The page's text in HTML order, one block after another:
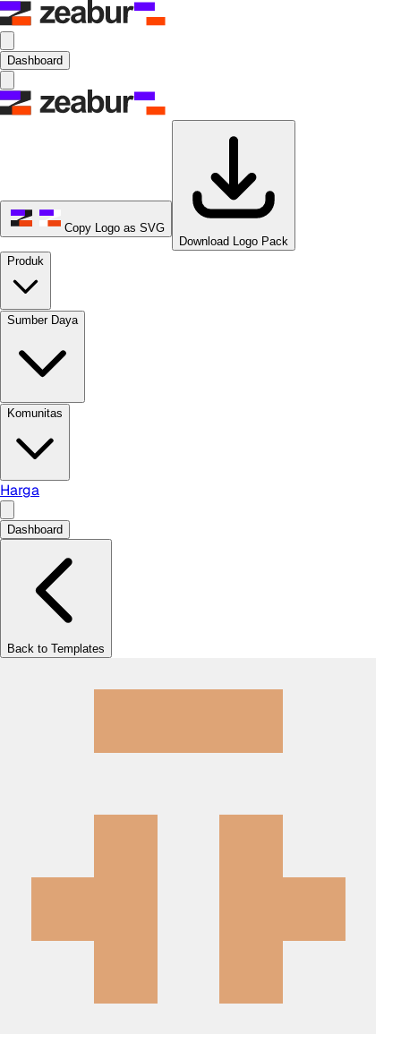
Dashboard
Copy Logo as SVG
Download Logo Pack
Produk
Sumber Daya
Komunitas
Harga
Dashboard
Back to Templates